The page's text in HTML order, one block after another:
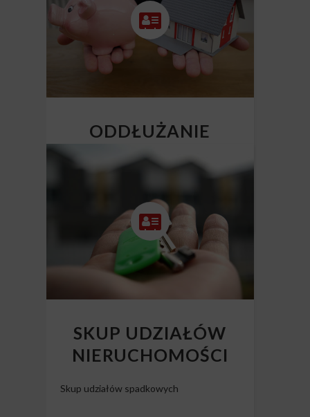
ODDŁUŻANIE
NIERUCHOMOŚCI
SKUP UDZIAŁÓW
NIERUCHOMOŚCI
Skup udziałów spadkowych